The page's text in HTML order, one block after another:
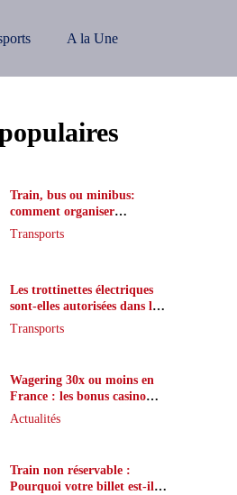
A la Une
Train, bus ou minibus:
comment organiser
l’itinéraire en France
Transports
Les trottinettes électriques
sont-elles autorisées dans le
métro ?
Transports
Wagering 30x ou moins en
France : les bonus casino
que peu de joueurs
Actualités
Train non réservable :
Pourquoi votre billet est-il